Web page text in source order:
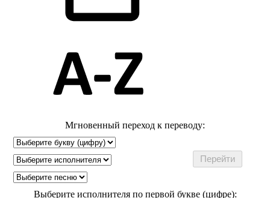
Мгновенный переход к переводу:
Выберите исполнителя по первой букве (цифре):